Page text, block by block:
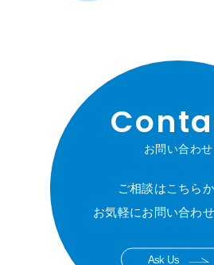
お問い合わせ
ご相談はこちらか
お気軽にお問い合わせ
Ask Us